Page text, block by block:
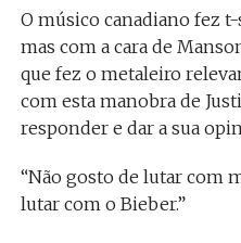
O músico canadiano fez
mas com a cara de
que fez o metaleiro
com esta manobra de
responder e dar a sua
“Não gosto de lutar com
lutar com o Bieber.”